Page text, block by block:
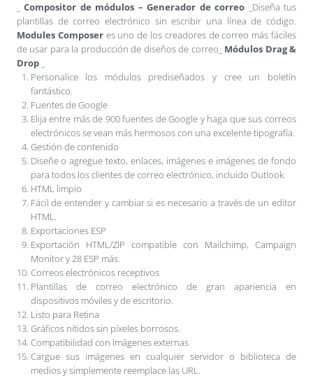
_Compositor de módulos – Generador de correo _Diseña tus
plantillas de correo electrónico sin escribir una línea de código.
Modules Composeres uno de los creadores de correo más fáciles
de usar para la producción de diseños de correo_ Módulos Drag &
Drop
Personalice los módulos prediseñados y cree un boletín
fantástico.
Fuentes de Google
Elija entre más de 900 fuentes de Google y haga que sus correos
electrónicos se vean más hermosos con una excelente tipografía.
Gestión de contenido
Diseñe o agregue texto, enlaces, imágenes e imágenes de fondo
para todos los clientes de correo electrónico, incluido Outlook.
HTML limpio
Fácil de entender y cambiar si es necesario a través de un editor
HTML.
Exportaciones ESP
Exportación HTML/ZIP compatible con Mailchimp, Campaign
Monitor y 28 ESP más.
Correos electrónicos receptivos
Plantillas de correo electrónico de gran apariencia en
dispositivos móviles y de escritorio.
Listo para Retina
Gráficos nítidos sin píxeles borrosos.
Compatibilidad con imágenes externas
Cargue sus imágenes en cualquier servidor o biblioteca de
medios y simplemente reemplace las URL.